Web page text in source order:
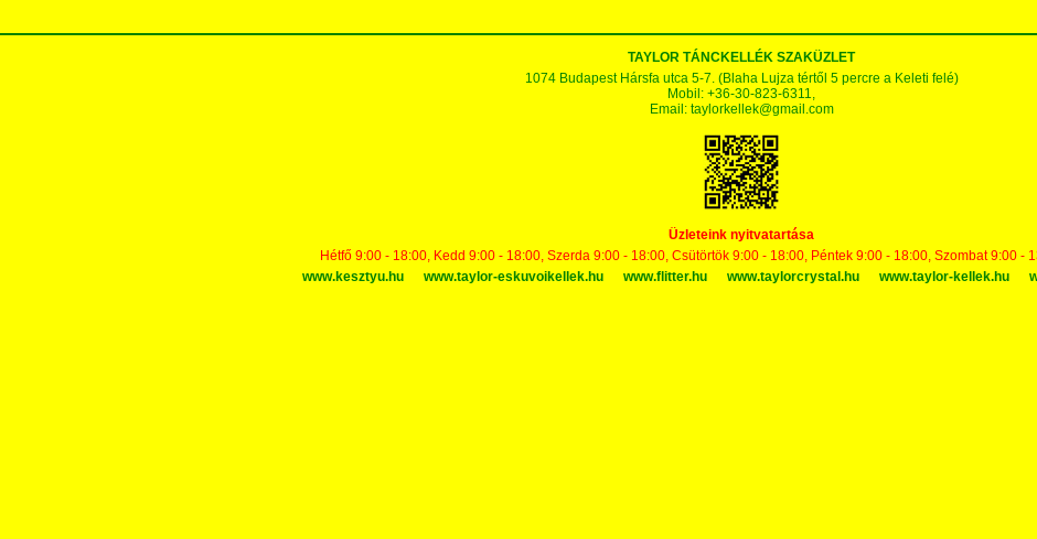
TAYLOR TÁNCKELLÉK SZAKÜZLET
1074 Budapest Hársfa utca 5-7. (Blaha Lujza tértől 5 percre a Keleti felé)
Mobil: +36-30-823-6311,
Email: taylorkellek@gmail.com
Üzleteink nyitvatartása
Hétfő 9:00 - 18:00, Kedd 9:00 - 18:00, Szerda 9:00 - 18:00, Csütörtök 9:00 - 18:00, Péntek 9:00 - 18:00, Szombat 9:00 -
www.kesztyu.hu
www.taylor-eskuvoikellek.hu www.flitter.hu www.taylorcrystal.hu www.taylor-kellek.hu